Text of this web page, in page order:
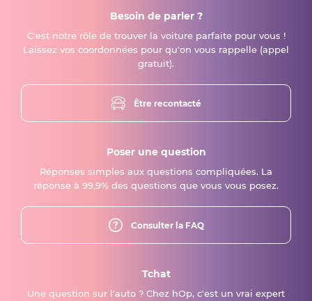
Besoin de parler ?
C'est notre rôle de trouver la voiture parfaite pour vous !
Laissez vos coordonnées pour qu'on vous rappelle (appel
gratuit).
Être recontacté
Poser une question
Réponses simples aux questions compliquées. La
réponse à 99,9% des questions que vous vous posez.
Consulter la FAQ
Tchat
Une question sur l'auto ? Chez hOp, c'est un vrai expert